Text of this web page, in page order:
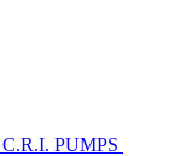
PUMPS